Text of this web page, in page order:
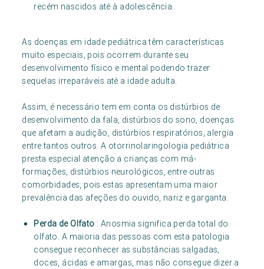
recém nascidos até à adolescência.
As doenças em idade pediátrica têm características
muito especiais, pois ocorrem durante seu
desenvolvimento físico e mental podendo trazer
sequelas irreparáveis até a idade adulta.
Assim, é necessário tem em conta os distúrbios de
desenvolvimento da fala, distúrbios do sono, doenças
que afetam a audição, distúrbios respiratórios, alergia
entre tantos outros. A otorrinolaringologia pediátrica
presta especial atenção a crianças com má-
formações, distúrbios neurológicos, entre outras
comorbidades, pois estas apresentam uma maior
prevalência das afeções do ouvido, nariz e garganta.
Perda de Olfato : Anosmia significa perda total do
olfato. A maioria das pessoas com esta patologia
consegue reconhecer as substâncias salgadas,
doces, ácidas e amargas, mas não consegue dizer a